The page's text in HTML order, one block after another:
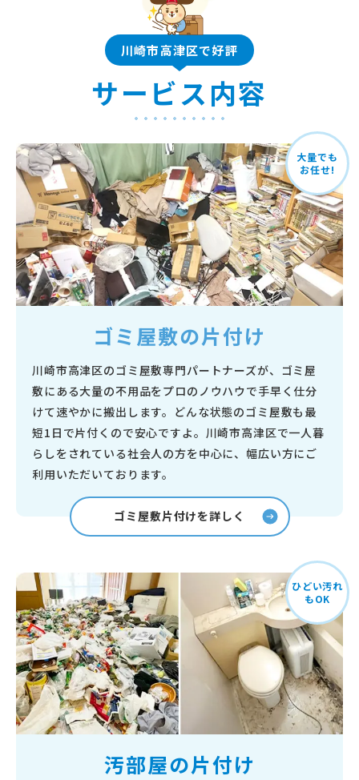
川崎市高津区で好評
サービス内容
大量でも
お任せ!
ゴミ屋敷の片付け
川崎市高津区のゴミ屋敷専門パートナーズが、ゴミ屋
敷にある大量の不用品をプロのノウハウで手早く仕分
けて速やかに搬出します。どんな状態のゴミ屋敷も最
短1日で片付くので安心ですよ。川崎市高津区で一人暮
らしをされている社会人の方を中心に、幅広い方にご
利用いただいております。
ゴミ屋敷片付けを詳しく
ひどい汚れ
もOK
汚部屋の片付け